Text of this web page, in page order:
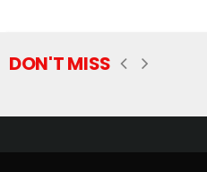
DON'T MISS